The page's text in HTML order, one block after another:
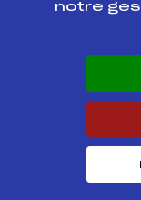
Pôle vie de
Carrières
notre